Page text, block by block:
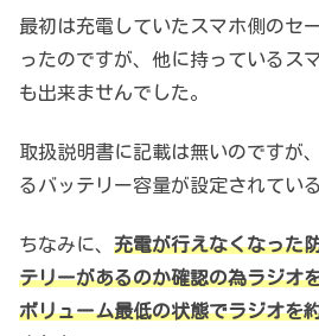
最初は充電していたスマホ側のセ
ったのですが、他に持っているス
も出来ませんでした。
取扱説明書に記載は無いのですが
るバッテリー容量が設定されてい
ちなみに、 充電が行えなくなった
テリーがあるのか確認の為ラジオ
ボリューム最低の状態でラジオを